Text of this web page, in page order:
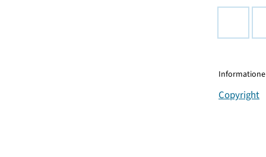
Copyright